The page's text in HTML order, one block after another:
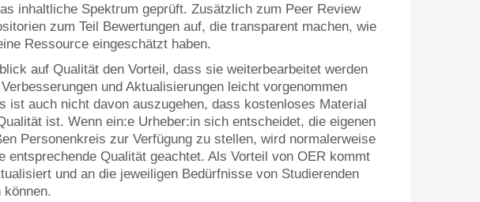
inhaltliche Spektrum geprüft. Zusätzlich zum Peer Review
zum Teil Bewertungen auf, die transparent machen, wie
Ressource eingeschätzt haben.
auf Qualität den Vorteil, dass sie weiterbearbeitet werden
und Aktualisierungen leicht vorgenommen
ist auch nicht davon auszugehen, dass kostenloses Material
ist. Wenn ein:e Urheber:in sich entscheidet, die eigenen
Personenkreis zur Verfügung zu stellen, wird normalerweise
entsprechende Qualität geachtet. Als Vorteil von OER kommt
und an die jeweiligen Bedürfnisse von Studierenden
können.